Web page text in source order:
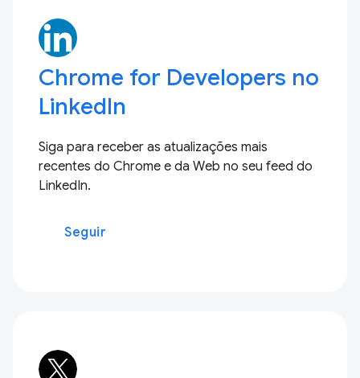
Chrome for Developers no
LinkedIn
Siga para receber as atualizações mais
recentes do Chrome e da Web no seu feed do
LinkedIn.
Seguir